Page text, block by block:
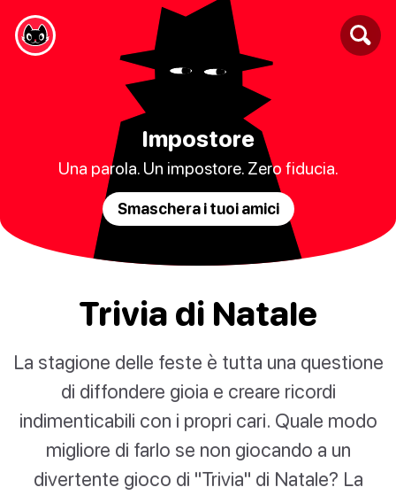
Impostore
Una parola. Un impostore. Zero fiducia.
Smaschera i tuoi amici
Trivia di Natale
La stagione delle feste è tutta una questione
di diffondere gioia e creare ricordi
indimenticabili con i propri cari. Quale modo
migliore di farlo se non giocando a un
divertente gioco di "Trivia" di Natale? La